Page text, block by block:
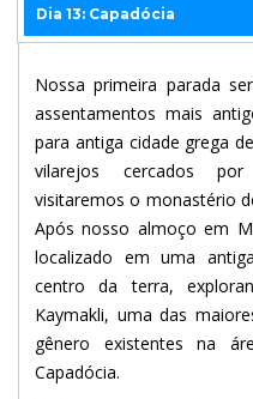
Dia 13: Capadócia
Nossa primeira parada
assentamentos mais
para antiga cidade grega
vilarejos cercados
visitaremos o monastério
Após nosso almoço em
localizado em uma
centro da terra,
Kaymakli, uma das
gênero existentes na
Capadócia.